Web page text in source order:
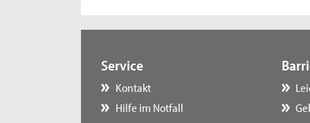
Service
Kontakt
Hilfe im Notfall